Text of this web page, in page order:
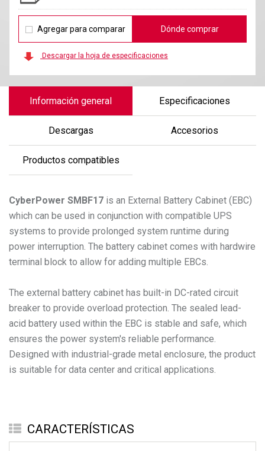
Agregar para comparar Dónde comprar
Descargar la hoja de especificaciones
Información general Especificaciones
Descargas Accesorios
Productos compatibles
CyberPower SMBF17 is an External Battery Cabinet (EBC)
which can be used in conjunction with compatible UPS
systems to provide prolonged system runtime during
power interruption. The battery cabinet comes with hardwire
terminal block to allow for adding multiple EBCs.
The external battery cabinet has built-in DC-rated circuit
breaker to provide overload protection. The sealed lead-
acid battery used within the EBC is stable and safe, which
ensures the power system's reliable performance.
Designed with industrial-grade metal enclosure, the product
is suitable for data center and critical applications.
CARACTERÍSTICAS